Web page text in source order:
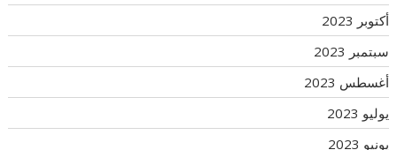
أكتوبر 2023
سبتمبر 2023
أغسطس 2023
يوليو 2023
يونيو 2023